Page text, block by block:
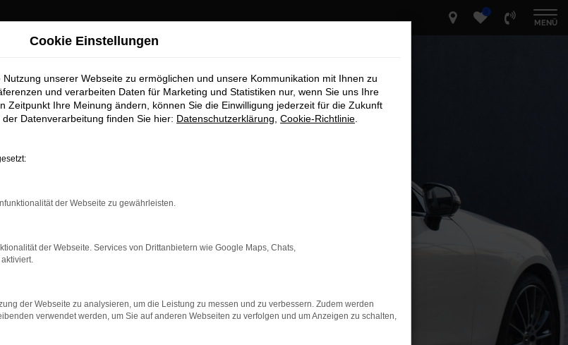
0
MENÜ
Cookie Einstellungen
unserer Webseite zu ermöglichen und unsere Kommunikation mit Ihnen zu
und verarbeiten Daten für Marketing und Statistiken nur, wenn Sie uns Ihre
Zeitpunkt Ihre Meinung ändern, können Sie die Einwilligung jederzeit für die Zukunft
Datenverarbeitung finden Sie hier: Datenschutzerklärung Cookie-Richtlinie
der Webseite zu gewährleisten.
der Webseite. Services von Drittanbietern wie Google Maps, Chats,
der Webseite zu analysieren, um die Leistung zu messen und zu verbessern. Zudem werden
verwendet werden, um Sie auf anderen Webseiten zu verfolgen und um Anzeigen zu schalten,